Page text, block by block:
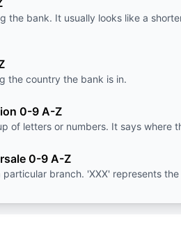
the bank. It usually looks like a
the country the bank is in.
0-9 A-Z
of letters or numbers. It says where
0-9 A-Z
branch. 'XXX' represents the